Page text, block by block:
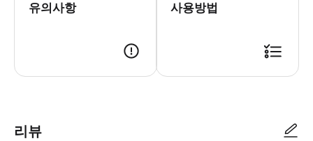
유의사항 사용방법
리뷰